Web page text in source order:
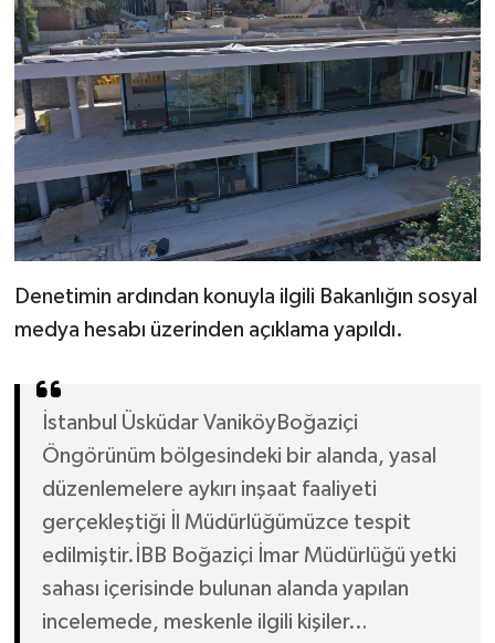
Denetimin ardından konuyla ilgili Bakanlığın sosyal
medya hesabı üzerinden açıklama yapıldı.
İstanbul Üsküdar VaniköyBoğaziçi
Öngörünüm bölgesindeki bir alanda, yasal
düzenlemelere aykırı inşaat faaliyeti
gerçekleştiği İl Müdürlüğümüzce tespit
edilmiştir.İBB Boğaziçi İmar Müdürlüğü yetki
sahası içerisinde bulunan alanda yapılan
incelemede, meskenle ilgili kişiler…